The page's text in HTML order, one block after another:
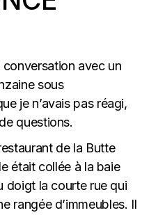
conversation avec un
sous
je n’avais pas réagi,
questions.
de la Butte
était collée à la baie
doigt la courte rue qui
rangée d’immeubles. Il